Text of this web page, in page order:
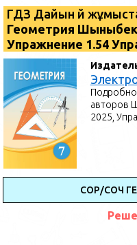
ГДЗ Дайын үй
Геометрия
Упражнение 1.54
авторов
2025,
СОР/СОЧ